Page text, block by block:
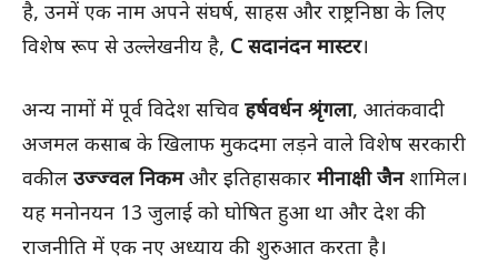
है, उनमें एक नाम अपने संघर्ष, साहस और राष्ट्रनिष्ठा के लिए
विशेष रूप से उल्लेखनीय है, C सदानंदन मास्टर।
अन्य नामों में पूर्व विदेश सचिव हर्षवर्धन श्रृंगला, आतंकवादी
अजमल कसाब के खिलाफ मुकदमा लड़ने वाले विशेष सरकारी
वकील उज्ज्वल निकमऔर इतिहासकार मीनाक्षी जैनशामिल।
यह मनोनयन 13 जुलाई को घोषित हुआ था और देश की
राजनीति में एक नए अध्याय की शुरुआत करता है।